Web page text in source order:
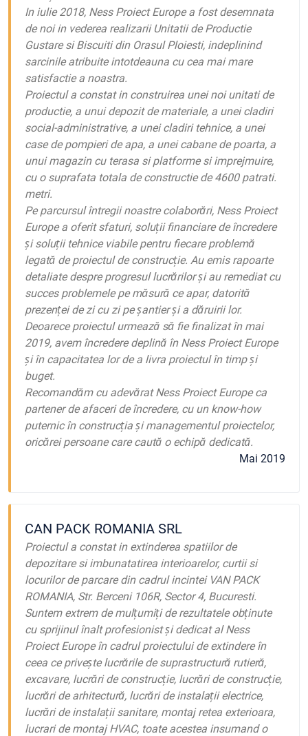
In iulie 2018, Ness Proiect Europe a fost desemnata
de noi in vederea realizarii Unitatii de Productie
Gustare si Biscuiti din Orasul Ploiesti, indeplinind
sarcinile atribuite intotdeauna cu cea mai mare
satisfactie a noastra.
Proiectul a constat in construirea unei noi unitati de
productie, a unui depozit de materiale, a unei cladiri
social-administrative, a unei cladiri tehnice, a unei
case de pompieri de apa, a unei cabane de poarta, a
unui magazin cu terasa si platforme si imprejmuire,
cu o suprafata totala de constructie de 4600 patrati.
metri.
Pe parcursul întregii noastre colaborări, Ness Proiect
Europe a oferit sfaturi, soluții financiare de încredere
și soluții tehnice viabile pentru fiecare problemă
legată de proiectul de construcție. Au emis rapoarte
detaliate despre progresul lucrărilor și au remediat cu
succes problemele pe măsură ce apar, datorită
prezenței de zi cu zi pe șantier și a dăruirii lor.
Deoarece proiectul urmează să fie finalizat în mai
2019, avem încredere deplină în Ness Proiect Europe
și în capacitatea lor de a livra proiectul în timp și
buget.
Recomandăm cu adevărat Ness Proiect Europe ca
partener de afaceri de încredere, cu un know-how
puternic în construcția și managementul proiectelor,
oricărei persoane care caută o echipă dedicată.
Mai 2019
CAN PACK ROMANIA SRL
Proiectul a constat in extinderea spatiilor de
depozitare si imbunatatirea interioarelor, curtii si
locurilor de parcare din cadrul incintei VAN PACK
ROMANIA, Str. Berceni 106R, Sector 4, Bucuresti.
Suntem extrem de mulțumiți de rezultatele obținute
cu sprijinul înalt profesionist și dedicat al Ness
Proiect Europe în cadrul proiectului de extindere în
ceea ce privește lucrările de suprastructură rutieră,
excavare, lucrări de construcție, lucrări de construcție,
lucrări de arhitectură, lucrări de instalații electrice,
lucrări de instalații sanitare, montaj retea exterioara,
lucrari de montaj HVAC, toate acestea insumand o